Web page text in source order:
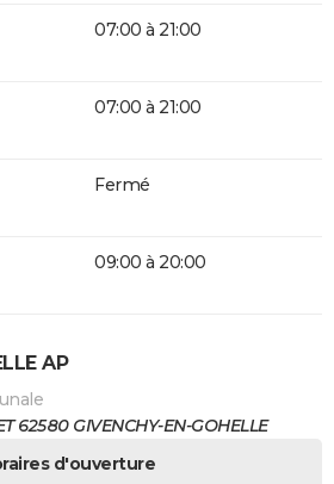
07:00 à 21:00
07:00 à 21:00
Fermé
09:00 à 20:00
AP
62580 GIVENCHY-EN-GOHELLE
d'ouverture